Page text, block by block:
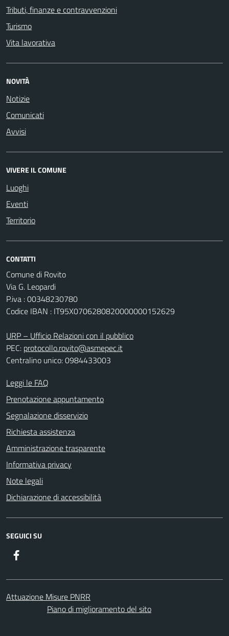
Tributi, finanze e contravvenzioni
Turismo
Vita lavorativa
NOVITÀ
Notizie
Comunicati
Avvisi
VIVERE IL COMUNE
Luoghi
Eventi
Territorio
CONTATTI
Comune di Rovito
Via G. Leopardi
P.iva : 00348230780
Codice IBAN : IT95X0706280820000000152629
URP – Ufficio Relazioni con il pubblico
PEC: protocollo.rovito@asmepec.it
Centralino unico: 0984433003
Leggi le FAQ
Prenotazione appuntamento
Segnalazione disservizio
Richiesta assistenza
Amministrazione trasparente
Informativa privacy
Note legali
Dichiarazione di accessibilità
SEGUICI SU
Attuazione Misure PNRR
Piano di miglioramento del sito